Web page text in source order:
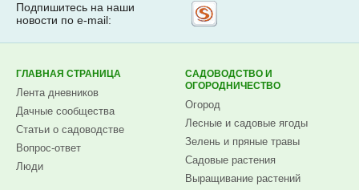
Подпишитесь на наши
новости по e-mail:
ГЛАВНАЯ СТРАНИЦА
Лента дневников
Дачные сообщества
Статьи о садоводстве
Вопрос-ответ
Люди
САДОВОДСТВО И
ОГОРОДНИЧЕСТВО
Огород
Лесные и садовые ягоды
Зелень и пряные травы
Садовые растения
Выращивание растений